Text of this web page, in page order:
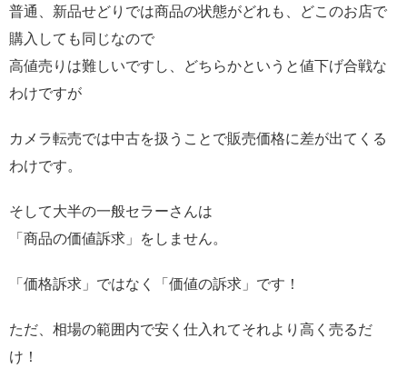
普通、新品せどりでは商品の状態がどれも、どこのお店で
購入しても同じなので
高値売りは難しいですし、どちらかというと値下げ合戦な
わけですが
カメラ転売では中古を扱うことで販売価格に差が出てくる
わけです。
そして大半の一般セラーさんは
「商品の価値訴求」をしません。
「価格訴求」ではなく「価値の訴求」です！
ただ、相場の範囲内で安く仕入れてそれより高く売るだ
け！